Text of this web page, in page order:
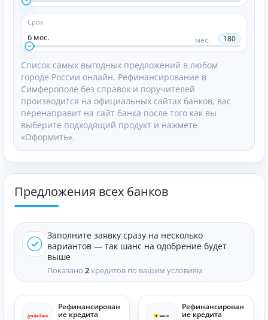
Срок
6 мес. мес. 180
Список самых выгодных предложений в любом
городе России онлайн. Рефинансирование в
Симферополе без справок и поручителей
производится на официальных сайтах банков, вас
перенаправит на сайт банка после того как вы
выберите подходящий продукт и нажмете
«Оформить».
Предложения всех банков
Заполните заявку сразу на несколько
вариантов — так шанс на одобрение будет
выше
Показано 2 кредитов по вашим условиям
Рефинансирован
ие кредита
Рефинансирован
ие кредита